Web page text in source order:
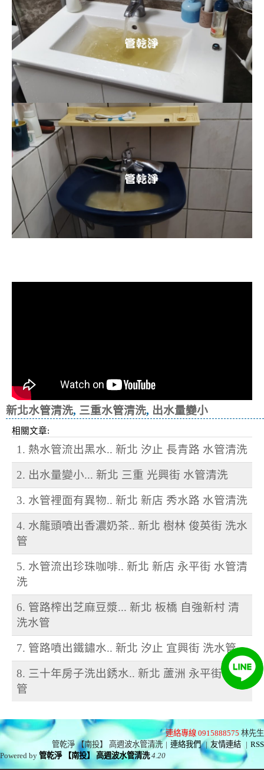
新北水管清洗, 三重水管清洗, 出水量變小
相關文章:
1. 熱水管流出黑水.. 新北 汐止 長青路 水管清洗
2. 出水量變小... 新北 三重 光興街 水管清洗
3. 水管裡面有異物.. 新北 新店 秀水路 水管清洗
4. 水龍頭噴出香濃奶茶.. 新北 樹林 俊英街 洗水
管
5. 水管流出珍珠咖啡.. 新北 新店 永平街 水管清
洗
6. 管路榨出芝麻豆漿... 新北 板橋 自強新村 清
洗水管
7. 管路噴出鐵鏽水.. 新北 汐止 宜興街 洗水管
8. 三十年房子洗出銹水.. 新北 蘆洲 永平街 洗水
管
連絡專線 0915888575 林先生
管乾淨 【南投】 高週波水管清洗 | 連絡我們 | 友情連結 | RSS
Powered by管乾淨 【南投】 高週波水管清洗 4.20